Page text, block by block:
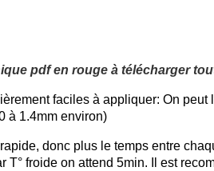
pdf en rouge à télécharger
faciles à appliquer: On
à 1.4mm environ)
donc plus le temps entre
froide on attend 5min. Il est